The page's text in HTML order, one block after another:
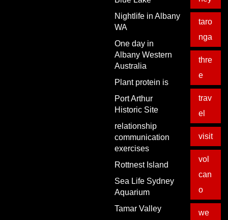
Nightlife in Albany
WA
One day in
Albany Western
Australia
Plant protein is
Port Arthur
Historic Site
relationship
communication
exercises
Rottnest Island
Sea Life Sydney
Aquarium
Tamar Valley
taro
nga
thre
e
trav
el
visit
vol
can
o
we